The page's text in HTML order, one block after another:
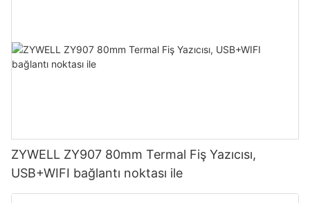
ZYWELL ZY907 80mm Termal Fiş Yazıcısı,
USB+WIFI bağlantı noktası ile